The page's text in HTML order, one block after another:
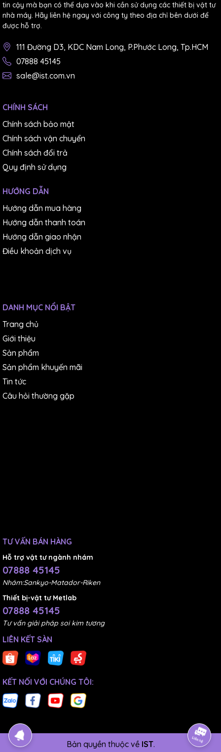
tin cậy mà bạn có thể dựa vào khi cần sử dụng các thiết bị vật tư
nhà máy. Hãy liên hệ ngay với công ty theo địa chỉ bên dưới để
được hỗ trợ.
111 Đường D3, KDC Nam Long, P.Phước Long, Tp.HCM
07888 45145
sale@ist.com.vn
CHÍNH SÁCH
Chính sách bảo mật
Chính sách vận chuyển
Chính sách đổi trả
Quy định sử dụng
HƯỚNG DẪN
Hướng dẫn mua hàng
Hướng dẫn thanh toán
Hướng dẫn giao nhận
Điều khoản dịch vụ
DANH MỤC NỔI BẬT
Trang chủ
Giới thiệu
Sản phẩm
Sản phẩm khuyến mãi
Tin tức
Câu hỏi thường gặp
TƯ VẤN BÁN HÀNG
Hỗ trợ vật tư ngành nhám
07888 45145
Nhám:Sankyo-Matador-Riken
Thiết bị-vật tư Metlab
07888 45145
Tư vấn giải pháp soi kim tương
LIÊN KẾT SÀN
KẾT NỐI VỚI CHÚNG TÔI:
Bản quyền thuộc về IST.